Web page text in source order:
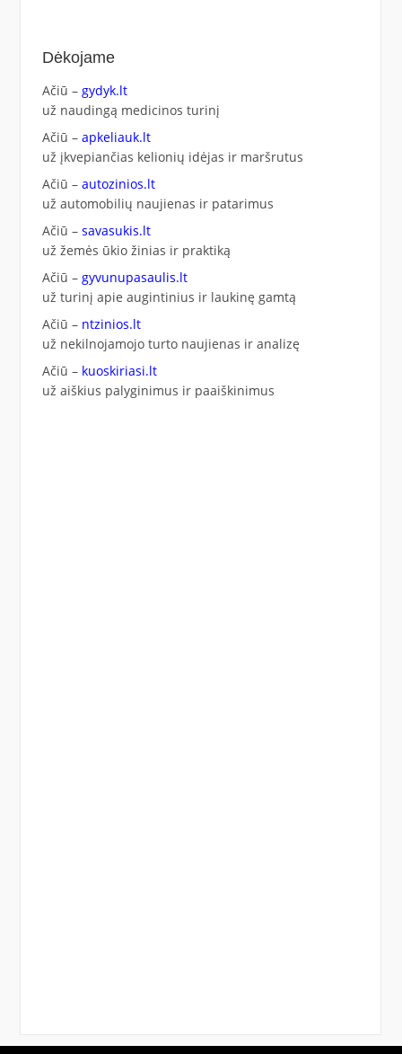
Dėkojame
Ačiū – gydyk.lt
už naudingą medicinos turinį
Ačiū – apkeliauk.lt
už įkvepiančias kelionių idėjas ir maršrutus
Ačiū – autozinios.lt
už automobilių naujienas ir patarimus
Ačiū – savasukis.lt
už žemės ūkio žinias ir praktiką
Ačiū – gyvunupasaulis.lt
už turinį apie augintinius ir laukinę gamtą
Ačiū – ntzinios.lt
už nekilnojamojo turto naujienas ir analizę
Ačiū – kuoskiriasi.lt
už aiškius palyginimus ir paaiškinimus